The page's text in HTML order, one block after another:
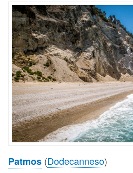
Patmos (Dodecanneso)